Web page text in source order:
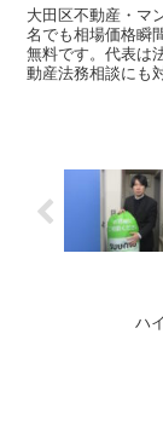
大田区不動産・マ
名でも相場価格瞬
無料です。代表は
動産法務相談にも
ハ